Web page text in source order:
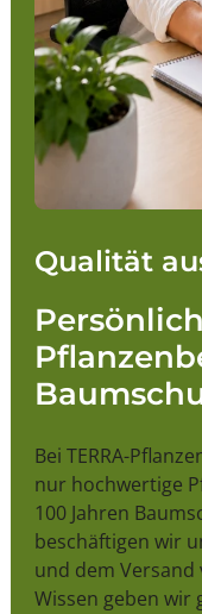
Qualität
Bei TERRA-
nur hochwertige
100 Jahren
beschäftigen wir
und dem Versand
Wissen geben wir